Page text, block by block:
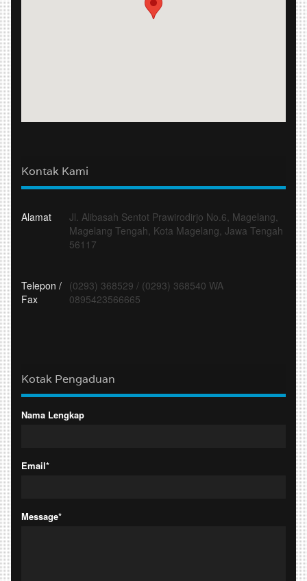
Kontak Kami
Alamat
Jl. Alibasah Sentot Prawirodirjo No.6, Magelang,
Magelang Tengah, Kota Magelang, Jawa Tengah
56117
Telepon /
Fax
(0293) 368529 / (0293) 368540 WA
0895423566665
Kotak Pengaduan
Nama Lengkap
Email*
Message*